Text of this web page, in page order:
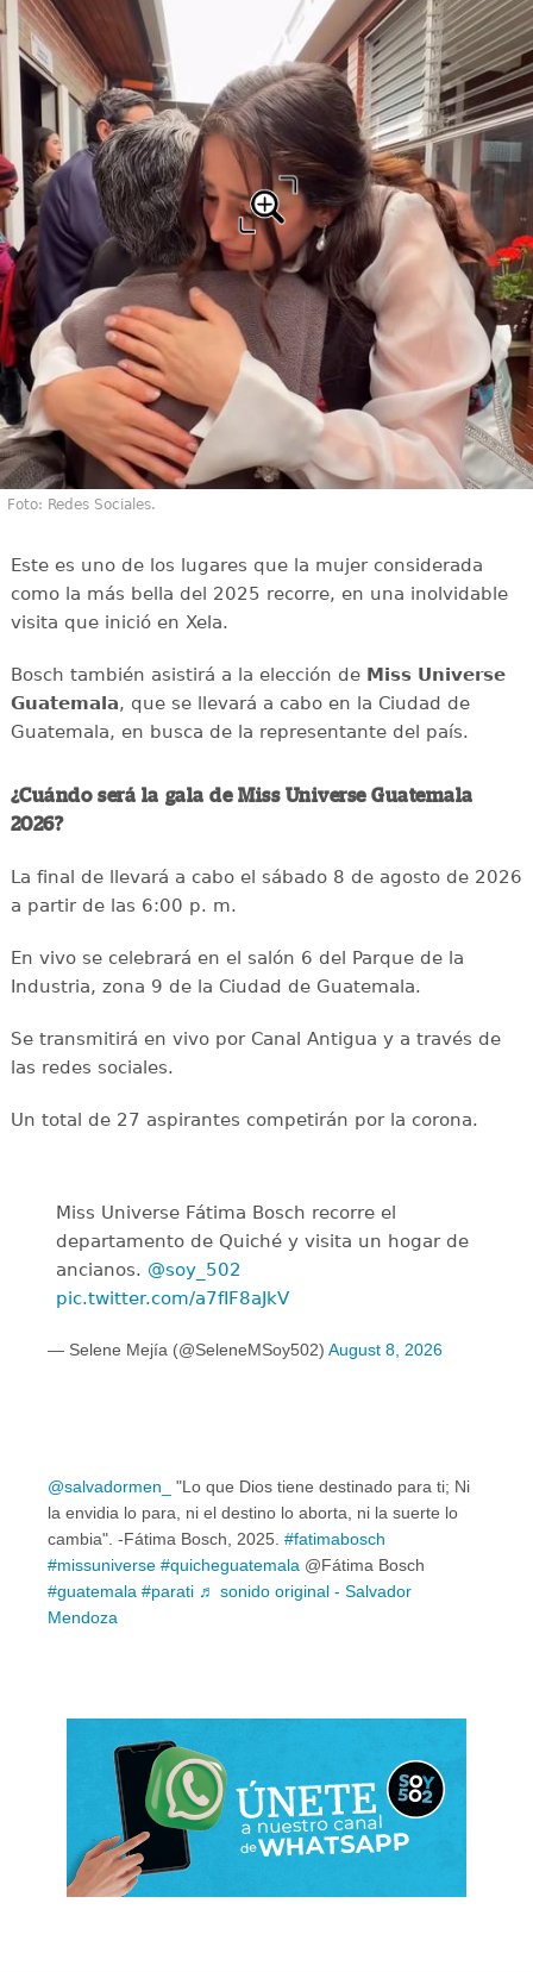
Foto: Redes Sociales.
Este es uno de los lugares que la mujer considerada
como la más bella del 2025 recorre, en una inolvidable
visita que inició en Xela.
Bosch también asistirá a la elección deMiss Universe
Guatemala, que se llevará a cabo en la Ciudad de
Guatemala, en busca de la representante del país.
¿Cuándo será la gala de Miss Universe Guatemala
2026?
La final de llevará a cabo el sábado 8 de agosto de 2026
a partir de las 6:00 p. m.
En vivo se celebrará en el salón 6 del Parque de la
Industria, zona 9 de la Ciudad de Guatemala.
Se transmitirá en vivo por Canal Antigua y a través de
las redes sociales.
Un total de 27 aspirantes competirán por la corona.
Miss Universe Fátima Bosch recorre el
departamento de Quiché y visita un hogar de
ancianos. @soy_502
pic.twitter.com/a7fIF8aJkV
— Selene Mejía (@SeleneMSoy502) August 8, 2026
@salvadormen_
"Lo que Dios tiene destinado para ti; Ni
la envidia lo para, ni el destino lo aborta, ni la suerte lo
cambia". -Fátima Bosch, 2025. #fatimabosch
#missuniverse #quicheguatemala @Fátima Bosch
#guatemala #parati ♬ sonido original - Salvador
Mendoza